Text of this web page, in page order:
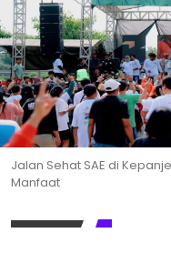
Jalan Sehat SAE di
Manfaat